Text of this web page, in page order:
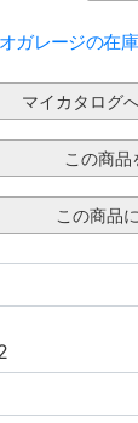
ガレージの在